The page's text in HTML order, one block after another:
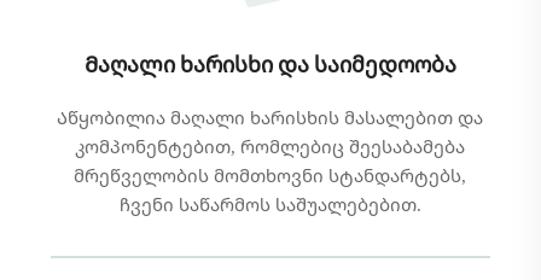
Მაღალი ხარისხი და საიმედოობა
Აწყობილია მაღალი ხარისხის მასალებით და
კომპონენტებით, რომლებიც შეესაბამება
მრეწველობის მომთხოვნი სტანდარტებს,
ჩვენი საწარმოს საშუალებებით.